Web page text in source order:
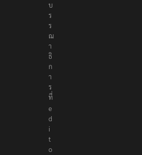
บ
ร
ร
ณ
า
ธิ
ก
า
ร
ที่
e
d
i
t
o